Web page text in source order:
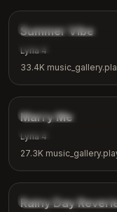
music_gallery.tags.chill
Summer Vibe
Lyria 4
33.4K
Marry Me
Lyria 4
27.3K
Rainy Day